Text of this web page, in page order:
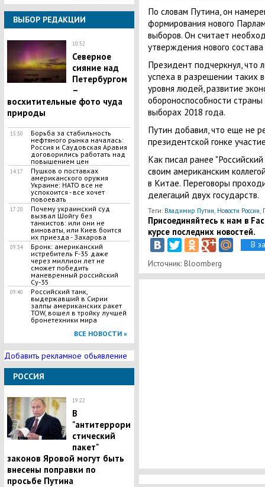
ВЫБОР РЕДАКЦИИ
10:52
Северное
сияние над
Петербургом
–
восхитительные фото чуда
природы
15:30
Борьба за стабильность
нефтяного рынка началась:
Россия и Саудовская Аравия
договорились работать над
повышением цен
14:17
Пушков о поставках
американского оружия
Украине: НАТО все не
успокоится - все хочет
повоевать
17:20
Почему украинский суд
вызвал Шойгу без
танкистов: или они не
виноваты, или Киев боится
их приезда - Захарова
09:34
Бронк: американский
истребитель F-35 даже
через миллион лет не
сможет победить
маневренный российский
Су-35
09:40
Российский танк,
выдержавший в Сирии
залпы американских ракет
TOW, вошел в тройку лучшей
бронетехники мира
ВСЕ НОВОСТИ »
Добавить рекламное обьявление
РОССИЯ
19:22
В
"антитеррори
стический
пакет"
законов Яровой могут быть
внесены поправки по
просьбе Путина
По словам Путина, он
формирования нового
выборов. Он считает
утверждения нового
Президент подчеркнул, что
успеха в разрешении таких
уровня людей, развитие
обороноспособности
выборах 2018 года.
Путин добавил, что еще не
президентской гонке
Как писал ранее
своим американским
в Китае. Переговоры
делегаций двух государств.
Теги: Владимир Путин Новости России
Присоединяйтесь к нам в
курсе последних новостей.
В
Источник: Bloomberg